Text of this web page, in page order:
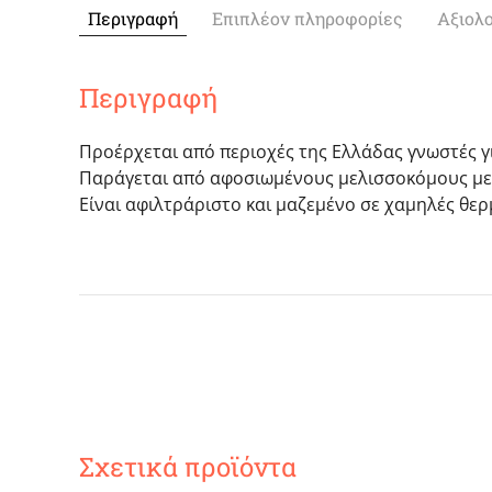
Περιγραφή Επιπλέον πληροφορίες
Περιγραφή
Προέρχεται από περιοχές της Ελλάδας γνωστές
Παράγεται από αφοσιωμένους μελισσοκόμους με
Είναι αφιλτράριστο και μαζεμένο σε χαμηλές
Σχετικά προϊόντα